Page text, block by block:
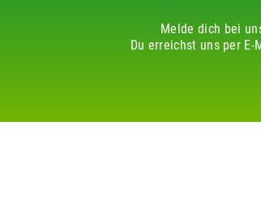
Melde dich bei
Du erreichst uns per E-